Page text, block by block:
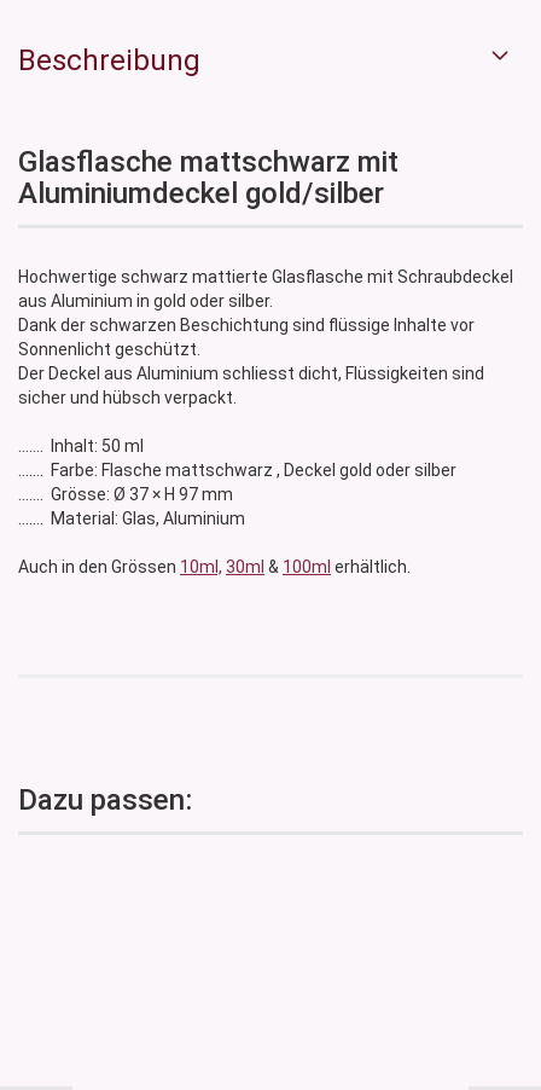
Beschreibung
Glasflasche mattschwarz mit
Aluminiumdeckel gold/silber
Hochwertige schwarz mattierte Glasflasche mit Schraubdeckel
aus Aluminium in gold oder silber.
Dank der schwarzen Beschichtung sind flüssige Inhalte vor
Sonnenlicht geschützt.
Der Deckel aus Aluminium schliesst dicht, Flüssigkeiten sind
sicher und hübsch verpackt.
....... Inhalt: 50 ml
....... Farbe: Flasche mattschwarz , Deckel gold oder silber
....... Grösse: Ø 37 × H 97 mm
....... Material: Glas, Aluminium
Auch in den Grössen 10ml, 30ml & 100ml erhältlich.
Dazu passen: